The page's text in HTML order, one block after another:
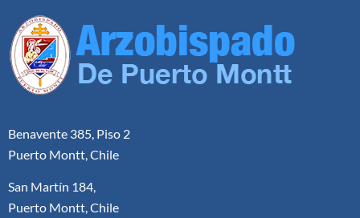
Benavente 385, Piso 2
Puerto Montt, Chile
San Martín 184,
Puerto Montt, Chile